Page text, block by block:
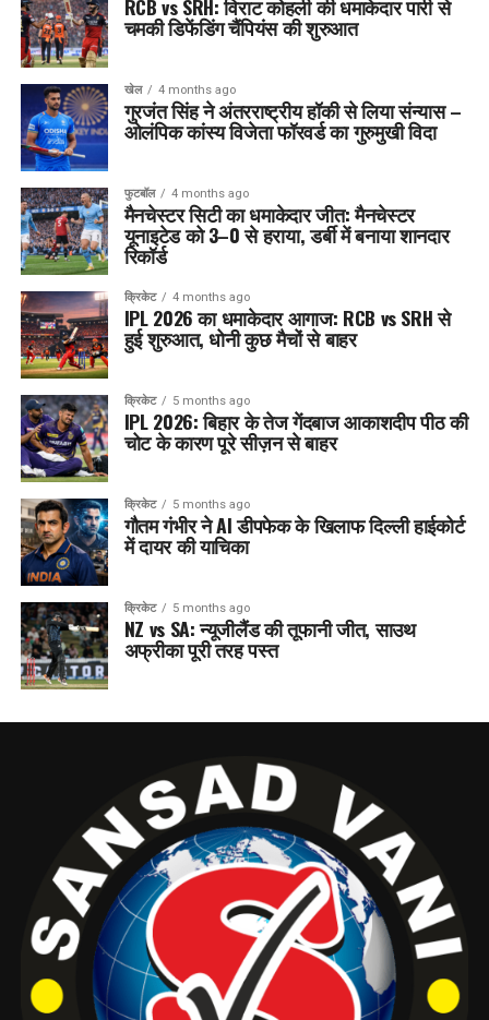
RCB vs SRH: विराट कोहली की धमाकेदार पारी से
चमकी डिफेंडिंग चैंपियंस की शुरुआत
खेल 4 months ago
गुरजंत सिंह ने अंतरराष्ट्रीय हॉकी से लिया संन्यास –
ओलंपिक कांस्य विजेता फॉरवर्ड का गुरुमुखी विदा
फुटबॉल 4 months ago
मैनचेस्टर सिटी का धमाकेदार जीत: मैनचेस्टर
यूनाइटेड को 3–0 से हराया, डर्बी में बनाया शानदार
रिकॉर्ड
क्रिकेट 4 months ago
IPL 2026 का धमाकेदार आगाज: RCB vs SRH से
हुई शुरुआत, धोनी कुछ मैचों से बाहर
क्रिकेट 5 months ago
IPL 2026: बिहार के तेज गेंदबाज आकाशदीप पीठ की
चोट के कारण पूरे सीज़न से बाहर
क्रिकेट 5 months ago
गौतम गंभीर ने AI डीपफेक के खिलाफ दिल्ली हाईकोर्ट
में दायर की याचिका
क्रिकेट 5 months ago
NZ vs SA: न्यूजीलैंड की तूफानी जीत, साउथ
अफ्रीका पूरी तरह पस्त